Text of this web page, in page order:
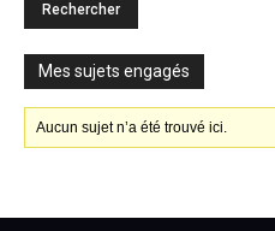
Mes sujets engagés
Aucun sujet n’a été trouvé ici.